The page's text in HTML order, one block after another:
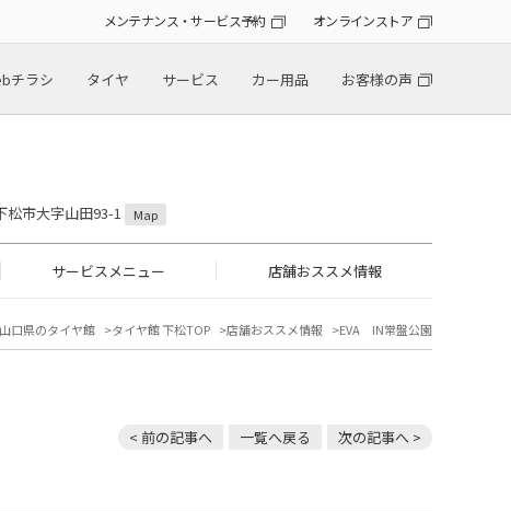
メンテナンス・サービス予約 オンラインストア
チラシ タイヤ サービス カー用品 お客様の声
市大字山田93-1 Map
サービスメニュー 店舗おススメ情報
山口県のタイヤ館 タイヤ館 下松TOP 店舗おススメ情報 EVA IN常盤公園
< 前の記事へ 一覧へ戻る 次の記事へ >